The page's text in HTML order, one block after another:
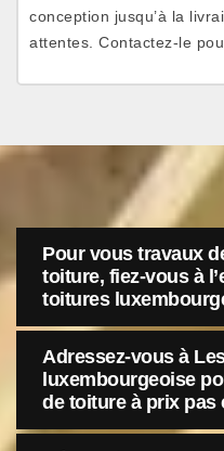
conception jusqu’à la
attentes. Contactez-le
Pour vous travaux
toiture, fiez-vous à
toitures
Adressez-vous à
luxembourgeoise
de toiture à prix pas